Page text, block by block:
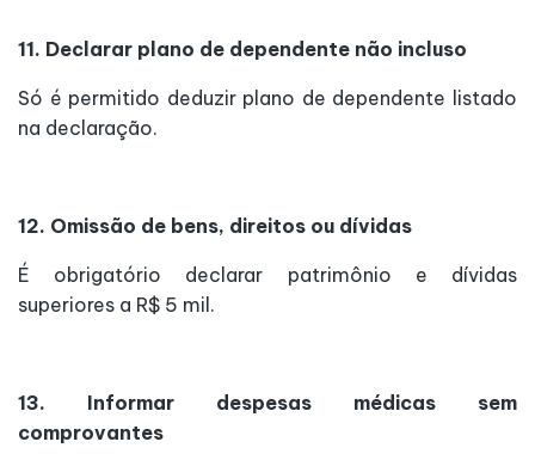
11. Declarar plano de dependente não incluso
Só é permitido deduzir plano de dependente listado
na declaração.
12. Omissão de bens, direitos ou dívidas
É obrigatório declarar patrimônio e dívidas
superiores a R$ 5 mil.
13. Informar despesas médicas sem
comprovantes